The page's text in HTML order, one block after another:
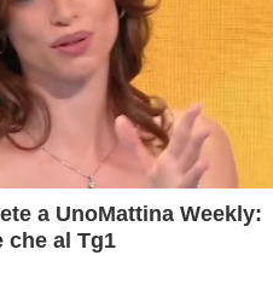
a UnoMattina Weekly:
che al Tg1